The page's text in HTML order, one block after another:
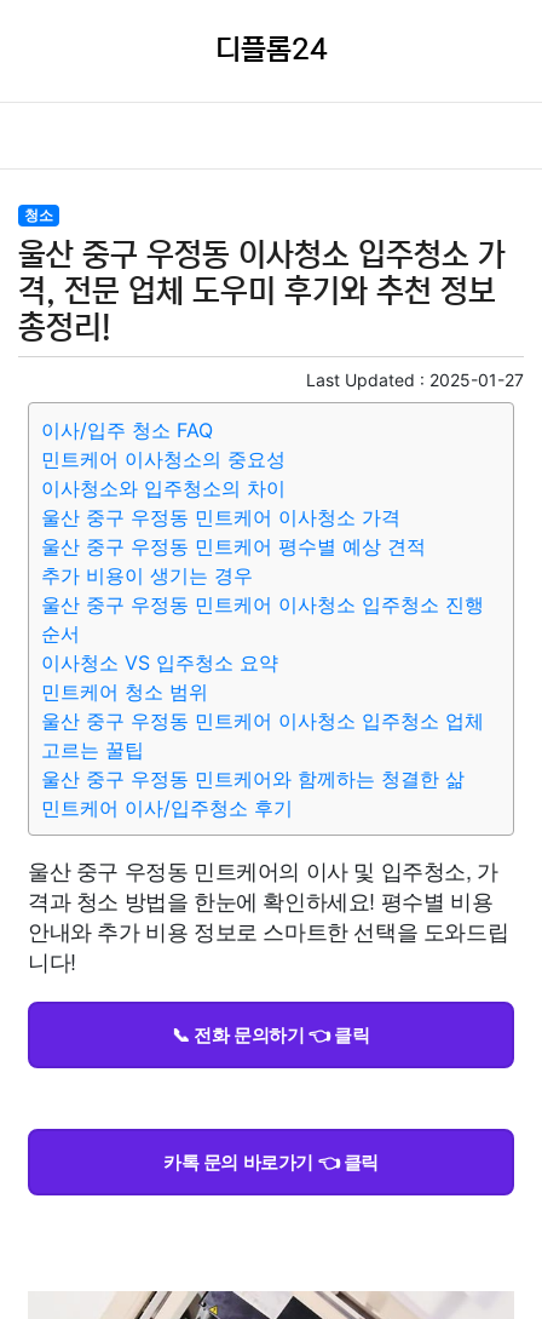
디플롬24
청소
울산 중구 우정동 이사청소 입주청소 가
격, 전문 업체 도우미 후기와 추천 정보
총정리!
Last Updated : 2025-01-27
이사/입주 청소 FAQ
민트케어 이사청소의 중요성
이사청소와 입주청소의 차이
울산 중구 우정동 민트케어 이사청소 가격
울산 중구 우정동 민트케어 평수별 예상 견적
추가 비용이 생기는 경우
울산 중구 우정동 민트케어 이사청소 입주청소 진행
순서
이사청소 VS 입주청소 요약
민트케어 청소 범위
울산 중구 우정동 민트케어 이사청소 입주청소 업체
고르는 꿀팁
울산 중구 우정동 민트케어와 함께하는 청결한 삶
민트케어 이사/입주청소 후기
울산 중구 우정동 민트케어의 이사 및 입주청소, 가
격과 청소 방법을 한눈에 확인하세요! 평수별 비용
안내와 추가 비용 정보로 스마트한 선택을 도와드립
니다!
📞 전화 문의하기 👈 클릭
카톡 문의 바로가기 👈 클릭